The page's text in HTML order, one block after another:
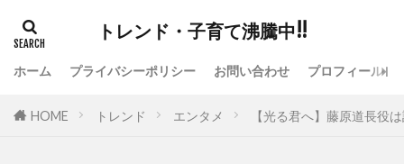
トレンド・子育て沸騰中!!
ホーム プライバシーポリシー お問い合わせ プロフィール
HOME トレンド エンタメ 【光る君へ】藤原道長役